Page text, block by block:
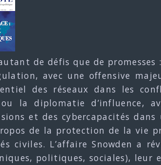
de défis que de
avec une offensive
des réseaux dans les
la diplomatie d’influence,
et des cybercapacités
de la protection de la vie
civiles. L’affaire Snowden a
politiques, sociales), leur